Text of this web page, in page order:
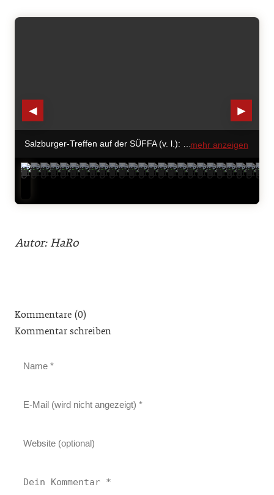
Salzburger-Treffen auf der SÜFFA (v. l.): Fleischerverbands-Obmann und Fleischermeister Anton Karl, Sohn Anton Nikolaus Karl, Schwiegersohn und Nachfolger Thomas Gassner sowie Gramiller-Verkaufsleiter Christian Hofer.© HaRomehr anzeigen
◄ ►
Autor: HaRo
Kommentare (0)
Kommentar schreiben